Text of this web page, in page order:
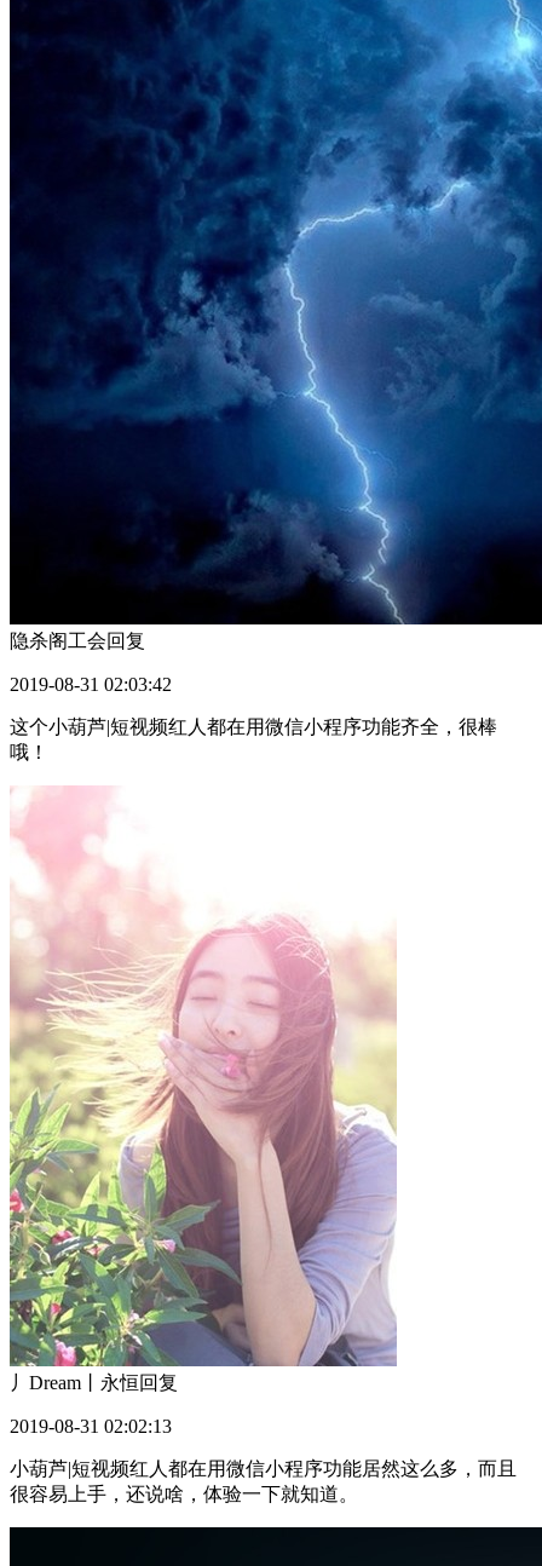
隐杀阁工会回复
2019-08-31 02:03:42
这个小葫芦|短视频红人都在用微信小程序功能齐全，很棒
哦！
丿Dream丨永恒回复
2019-08-31 02:02:13
小葫芦|短视频红人都在用微信小程序功能居然这么多，而且
很容易上手，还说啥，体验一下就知道。